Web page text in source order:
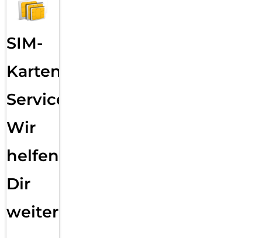
SIM-
Karten
Service:
Wir
helfen
Dir
weiter